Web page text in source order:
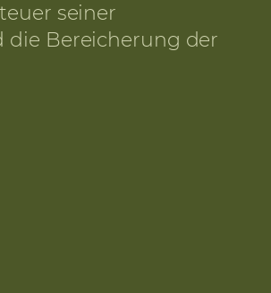
seiner
die Bereicherung der